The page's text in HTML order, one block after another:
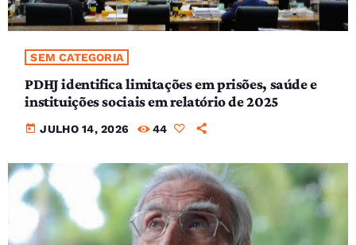
SEM CATEGORIA
PDHJ identifica limitações em prisões, saúde e
instituições sociais em relatório de 2025
today JULHO 14, 2026 44